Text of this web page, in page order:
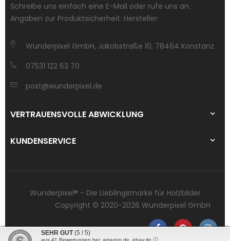
Schreibe uns einfach eine E-Mail oder rufe uns an.
Angaben zur Produktsicherheit: Hersteller:
Wunderpixel GmbH, Jakobstraße 10, 78464 Konstanz
07531 122 63 70
post@wunderpixel.de
VERTRAUENSVOLLE ABWICKLUNG
KUNDENSERVICE
Wunderpixel® - Die Lieblingsmarke für Holzbilder
Copyright © 2020-2026 Wunderpixel GmbH
SEHR GUT (5 / 5)
aus 41 Bewertungen bei: amazon.de, ebay.de ⓘ